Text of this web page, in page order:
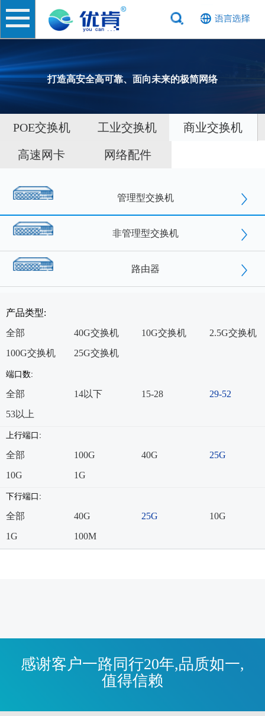
打造高安全高可靠、面向未来的极简网络
POE交换机 工业交换机 商业交换机
高速网卡 网络配件
管理型交换机
非管理型交换机
路由器
产品类型:
全部
40G交换机 10G交换机
2.5G交换机
100G交换机
25G交换机
端口数:
全部 14以下 15-28
29-52
53以上
上行端口:
全部 100G 40G
25G
10G
1G
下行端口:
全部 40G 25G
10G
1G
100M
感谢客户一路同行20年,品质如一,
值得信赖